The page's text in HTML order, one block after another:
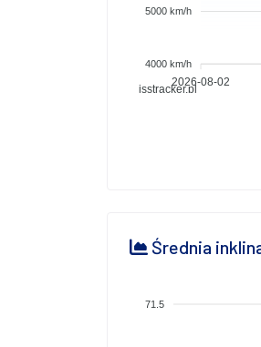
isstracker.pl
5000 km/h
4000 km/h
2026-08-02
Średnia
71.5